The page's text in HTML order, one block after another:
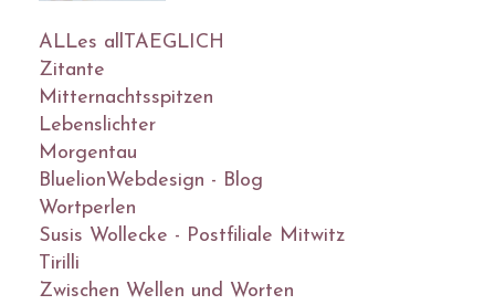
ALLes allTAEGLICH
Zitante
Mitternachtsspitzen
Lebenslichter
Morgentau
BluelionWebdesign - Blog
Wortperlen
Susis Wollecke - Postfiliale Mitwitz
Tirilli
Zwischen Wellen und Worten